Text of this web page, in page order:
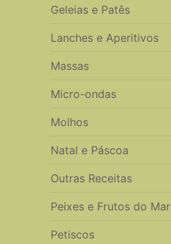
Geleias e Patês
Lanches e Aperitivos
Massas
Micro-ondas
Molhos
Natal e Páscoa
Outras Receitas
Peixes e Frutos do Mar
Petiscos